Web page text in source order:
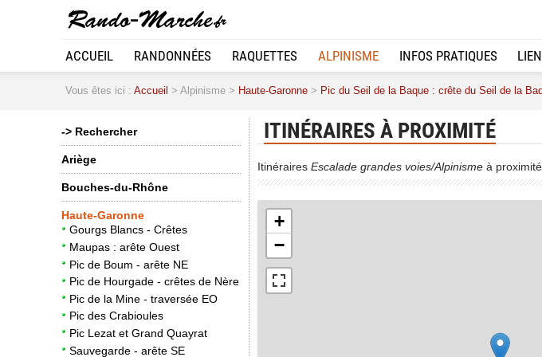
ACCUEIL RANDONNÉES RAQUETTES ALPINISME INFOS PRATIQUES
Vous êtes ici : Accueil > Alpinisme > Haute-Garonne > Pic du Seil de la Baque : crête du Seil de la
-> Rechercher
Ariège
Bouches-du-Rhône
Haute-Garonne
Gourgs Blancs - Crêtes
Maupas : arête Ouest
Pic de Boum - arête NE
Pic de Hourgade - crêtes de Nère
Pic de la Mine - traversée EO
Pic des Crabioules
Pic Lezat et Grand Quayrat
Sauvegarde - arête SE
ITINÉRAIRES À PROXIMITÉ
Itinéraires Escalade grandes voies/Alpinisme à
+
−